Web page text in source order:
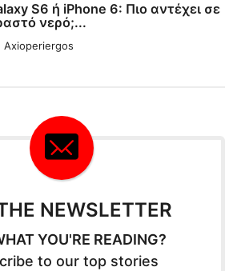
S6 ή iPhone 6: Πιο αντέχει σε
νερό;...
Axioperiergos
NEWSLETTER
YOU'RE READING?
to our top stories